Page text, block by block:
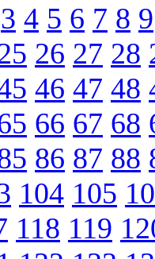
3 4 5 6 7 8 9
26 27 28
46 47 48
66 67 68
86 87 88
104 105
118 119